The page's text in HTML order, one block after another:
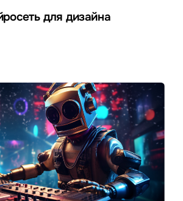
для дизайна